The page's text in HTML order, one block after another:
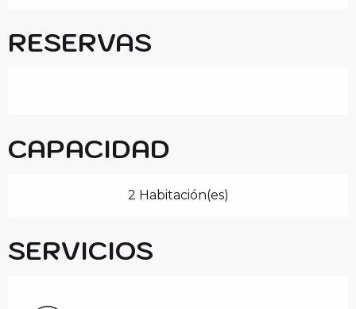
RESERVAS
CAPACIDAD
2 Habitación(es)
SERVICIOS